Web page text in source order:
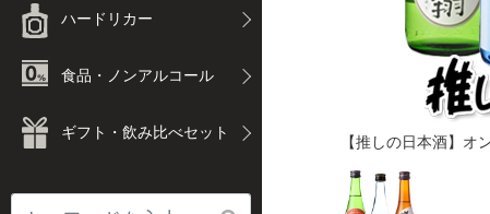
ハードリカー
食品・ノンアルコール
ギフト・飲み比べセット
【推しの日本酒】オ